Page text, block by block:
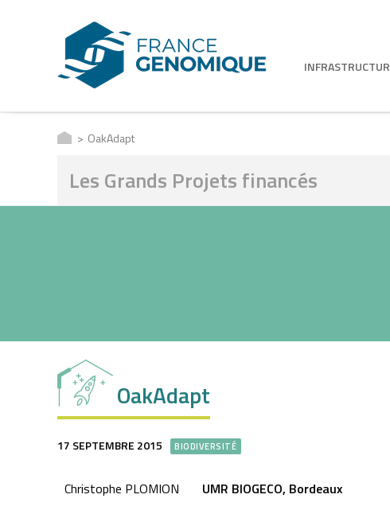
OakAdapt
Les Grands Projets financés
OakAdapt
17 SEPTEMBRE 2015 BIODIVERSITÉ
Christophe PLOMION UMR BIOGECO, Bordeaux